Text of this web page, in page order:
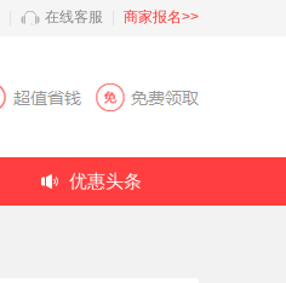
在线客服 商家报名>>
优惠头条